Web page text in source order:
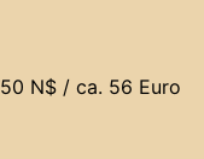
N$ / ca. 56 Euro